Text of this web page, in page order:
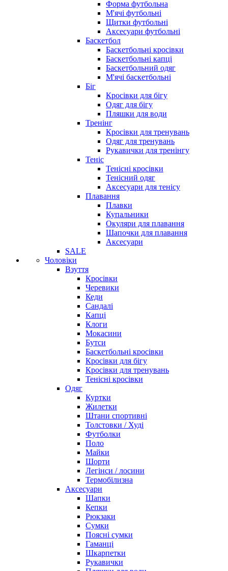
Форма футбольна
М'ячі футбольні
Щитки футбольні
Аксесуари футбольні
Баскетбол
Баскетбольні кросівки
Баскетбольні капці
Баскетбольний одяг
М'ячі баскетбольні
Біг
Кросівки для бігу
Одяг для бігу
Пляшки для води
Тренінг
Кросівки для тренувань
Одяг для тренувань
Рукавички для тренінгу
Теніс
Тенісні кросівки
Тенісний одяг
Аксесуари для тенісу
Плавання
Плавки
Купальники
Окуляри для плавання
Шапочки для плавання
Аксесуари
SALE
Чоловіки
Взуття
Кросівки
Черевики
Кеди
Сандалі
Капці
Клоги
Мокасини
Бутси
Баскетбольні кросівки
Кросівки для бігу
Кросівки для тренувань
Тенісні кросівки
Одяг
Куртки
Жилетки
Штани спортивні
Толстовки / Худі
Футболки
Поло
Майки
Шорти
Легінси / лосини
Термобілизна
Аксесуари
Шапки
Кепки
Рюкзаки
Сумки
Поясні сумки
Гаманці
Шкарпетки
Рукавички